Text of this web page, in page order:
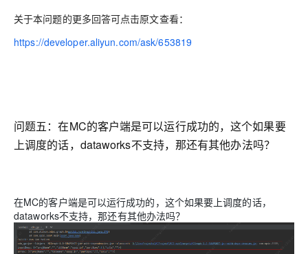
关于本问题的更多回答可点击原文查看：
https://developer.aliyun.com/ask/653819
问题五：在MC的客户端是可以运行成功的，这个如果要
上调度的话，dataworks不支持，那还有其他办法吗？
在MC的客户端是可以运行成功的，这个如果要上调度的话，
dataworks不支持，那还有其他办法吗？